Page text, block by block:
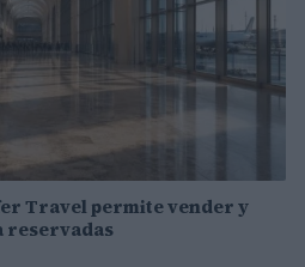
Travel permite vender y
reservadas